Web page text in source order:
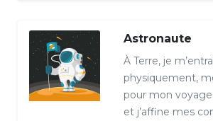
Astronaute
À Terre, je
physiquement,
pour mon voyage
et j’affine mes